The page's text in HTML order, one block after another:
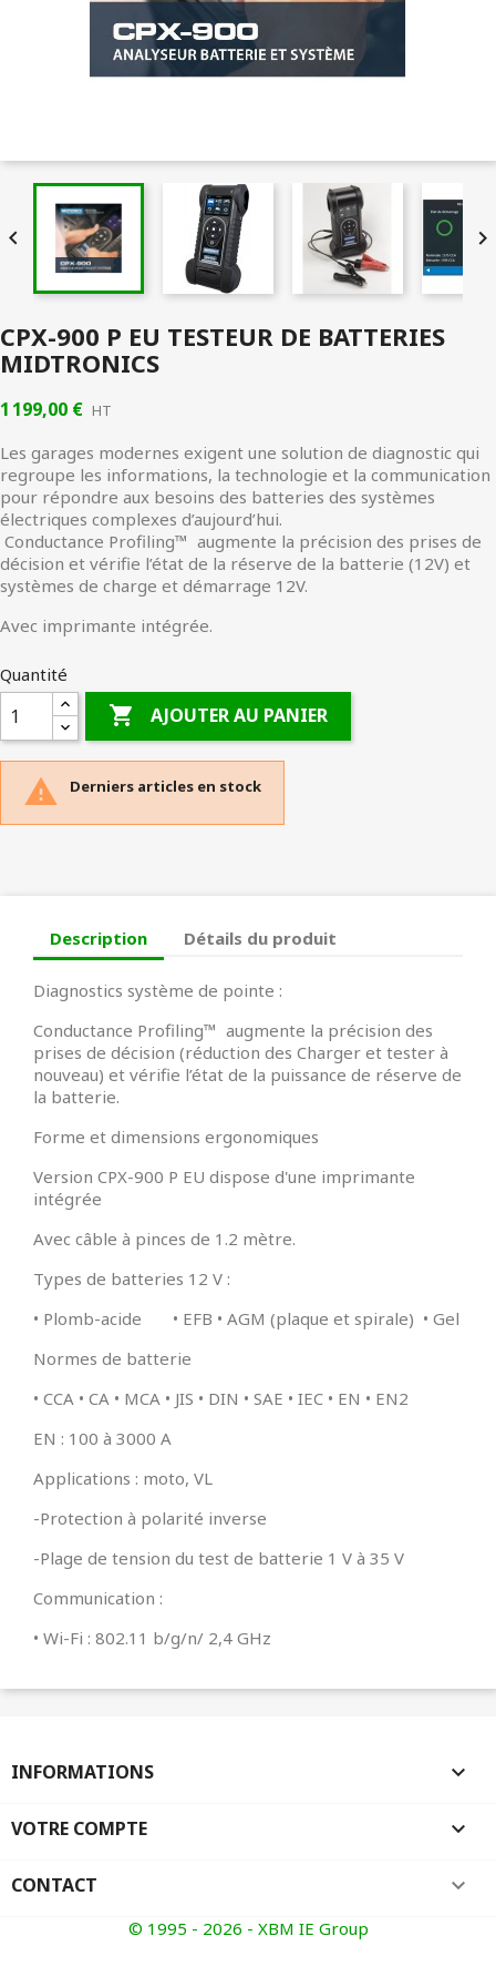
 
CPX-900 P EU TESTEUR DE BATTERIES
MIDTRONICS
1 199,00 € HT
Les garages modernes exigent une solution de diagnostic qui
regroupe les informations, la technologie et la communication
pour répondre aux besoins des batteries des systèmes
électriques complexes d’aujourd’hui.
Conductance Profiling™ augmente la précision des prises de
décision et vérifie l’état de la réserve de la batterie (12V) et
systèmes de charge et démarrage 12V.
Avec imprimante intégrée.
Quantité
 AJOUTER AU PANIER
 Derniers articles en stock
Description Détails du produit
Diagnostics système de pointe :
Conductance Profiling™ augmente la précision des
prises de décision (réduction des Charger et tester à
nouveau) et vérifie l’état de la puissance de réserve de
la batterie.
Forme et dimensions ergonomiques
Version CPX-900 P EU dispose d'une imprimante
intégrée
Avec câble à pinces de 1.2 mètre.
Types de batteries 12 V :
• Plomb-acide • EFB • AGM (plaque et spirale) • Gel
Normes de batterie
• CCA • CA • MCA • JIS • DIN • SAE • IEC • EN • EN2
EN : 100 à 3000 A
Applications : moto, VL
-Protection à polarité inverse
-Plage de tension du test de batterie 1 V à 35 V
Communication :
• Wi-Fi : 802.11 b/g/n/ 2,4 GHz
INFORMATIONS 
VOTRE COMPTE 
CONTACT keyboard_arrow_down
© 1995 - 2026 - XBM IE Group